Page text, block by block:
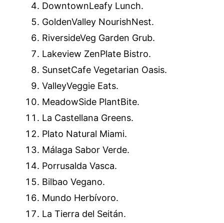
DowntownLeafy Lunch.
GoldenValley NourishNest.
RiversideVeg Garden Grub.
Lakeview ZenPlate Bistro.
SunsetCafe Vegetarian Oasis.
ValleyVeggie Eats.
MeadowSide PlantBite.
La Castellana Greens.
Plato Natural Miami.
Málaga Sabor Verde.
Porrusalda Vasca.
Bilbao Vegano.
Mundo Herbívoro.
La Tierra del Seitán.